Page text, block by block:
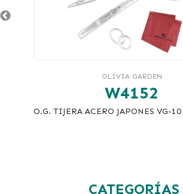
W4152
O.G. TIJERA ACERO JAPONES VG-
CATEGORÍAS